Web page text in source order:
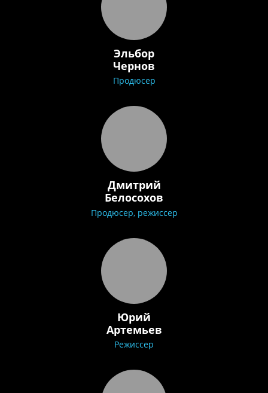
Эльбор
Чернов
Продюсер
Дмитрий
Белосохов
Продюсер, режиссер
Юрий
Артемьев
Режиссер